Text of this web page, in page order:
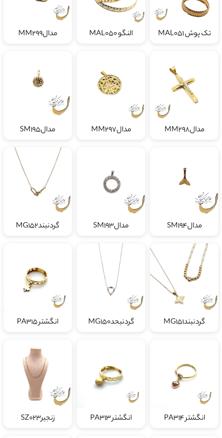
تک پوش MAL051 النگو MAL050 مدالMM299
مدالMM298 مدالMM297 مدالSM195
مدالSM194 مدالSM193 گردنبندMG152
گردنبندMG151 گردنبحدMG150 انگشتر PA315
انگشتر PA314 انگشتر PA313 زنجیرSZ023